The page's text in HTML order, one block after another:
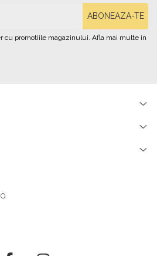
cu promotiile magazinului. Afla mai multe in